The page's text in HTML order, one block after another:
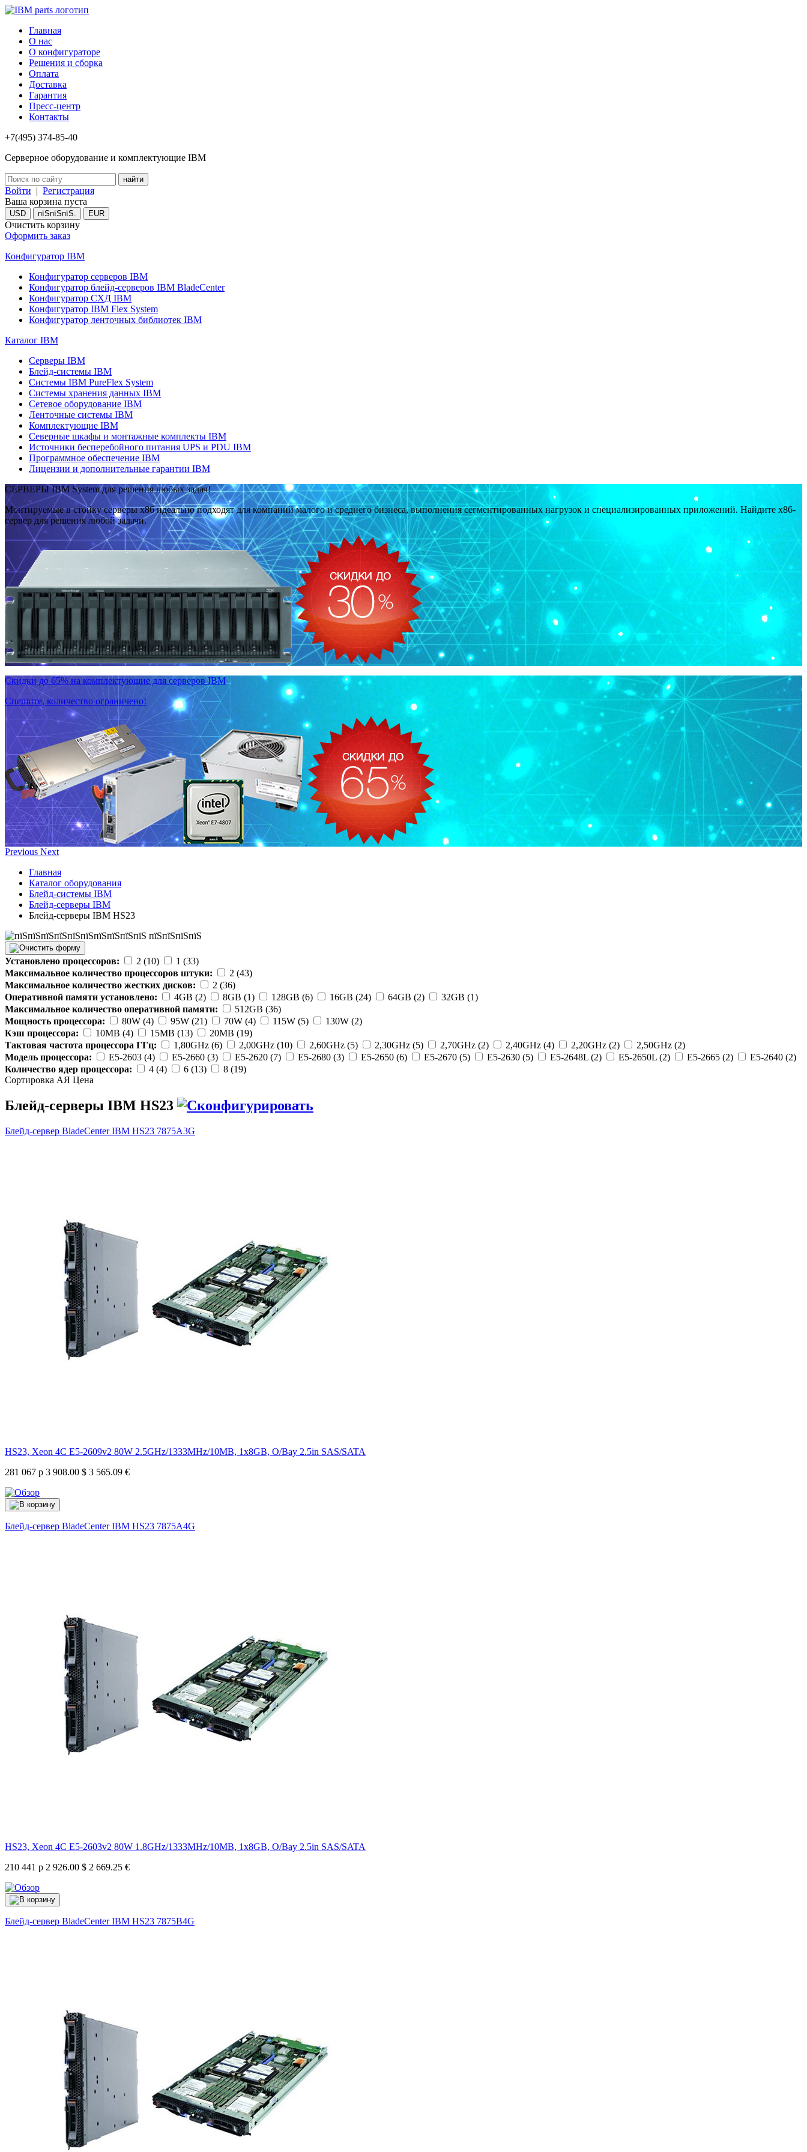
Главная
О нас
О конфигураторе
Решения и сборка
Оплата
Доставка
Гарантия
Пресс-центр
Контакты
+7(495) 374-85-40
Серверное оборудование и комплектующие IBM
Войти | Регистрация
Ваша корзина пуста
USD пїЅпїЅпїЅ. EUR
Очистить корзину
Оформить заказ
Конфигуратор IBM
Конфигуратор серверов IBM
Конфигуратор блейд-серверов IBM BladeCenter
Конфигуратор СХД IBM
Конфигуратор IBM Flex System
Конфигуратор ленточных библиотек IBM
Каталог IBM
Серверы IBM
Блейд-системы IBM
Системы IBM PureFlex System
Системы хранения данных IBM
Сетевое оборудование IBM
Ленточные системы IBM
Комплектующие IBM
Северные шкафы и монтажные комплекты IBM
Источники бесперебойного питания UPS и PDU IBM
Программное обеспечение IBM
Лицензии и дополнительные гарантии IBM
СЕРВЕРЫ IBM System для решения любых задач!
Монтируемые в стойку серверы x86 идеально подходят для компаний малого и среднего бизнеса, выполнения сегментированных нагрузок и специализированных приложений. Найдите x86-
сервер для решения любой задачи.
Скидки до 65% на комплектующие для серверов IBM
Спешите, количество ограничено!
Previous Next
Главная
Каталог оборудования
Блейд-системы IBM
Блейд-серверы IBM
Блейд-серверы IBM HS23
Установлено процессоров: 2 (10)
1 (33)
Максимальное количество процессоров штуки:
2 (43)
Максимальное количество жестких дисков:
2 (36)
Оперативной памяти установлено:
4GB (2) 8GB (1) 128GB (6) 16GB (24) 64GB (2)
32GB (1)
Максимальное количество оперативной памяти:
512GB (36)
Мощность процессора:
80W (4) 95W (21) 70W (4) 115W (5)
130W (2)
Кэш процессора:
10MB (4) 15MB (13)
20MB (19)
Тактовая частота процессора ГГц:
1,80GHz (6) 2,00GHz (10) 2,60GHz (5) 2,30GHz (5) 2,70GHz (2) 2,40GHz (4) 2,20GHz (2)
2,50GHz (2)
Модель процессора:
E5-2603 (4) E5-2660 (3) E5-2620 (7) E5-2680 (3) E5-2650 (6) E5-2670 (5) E5-2630 (5) E5-2648L (2) E5-2650L (2) E5-2665 (2)
E5-2640 (2)
Количество ядер процессора:
4 (4) 6 (13)
8 (19)
Сортировка АЯ Ценa
Блейд-серверы IBM HS23
Блейд-сервер BladeCenter IBM HS23 7875A3G
HS23, Xeon 4C E5-2609v2 80W 2.5GHz/1333MHz/10MB, 1x8GB, O/Bay 2.5in SAS/SATA
281 067 р 3 908.00 $ 3 565.09 €
Блейд-сервер BladeCenter IBM HS23 7875A4G
HS23, Xeon 4C E5-2603v2 80W 1.8GHz/1333MHz/10MB, 1x8GB, O/Bay 2.5in SAS/SATA
210 441 р 2 926.00 $ 2 669.25 €
Блейд-сервер BladeCenter IBM HS23 7875B4G